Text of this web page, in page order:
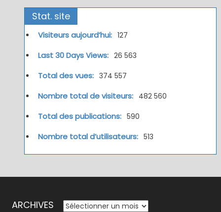
Stat. site
Visiteurs aujourd’hui: 127
Last 30 Days Views: 26 563
Total des vues: 374 557
Nombre total de visiteurs: 482 560
Total des publications: 590
Nombre total d’utilisateurs: 513
ARCHIVES ARCHIVES